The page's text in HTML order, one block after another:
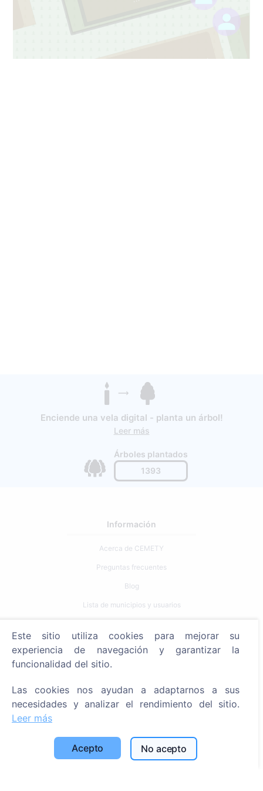
1
Enciende una vela digital - planta un árbol!
Leer más
Árboles plantados
1393
Información
Acerca de CEMETY
Preguntas frecuentes
Blog
Lista de municipios y usuarios
Política de pagos
Configuración de cookies
Búsqueda
Buscar fallecidos
Servicios
Este sitio utiliza cookies para mejorar su
experiencia de navegación y garantizar la
funcionalidad del sitio.
Las cookies nos ayudan a adaptarnos a sus
necesidades y analizar el rendimiento del sitio.
Leer más
Acepto No acepto